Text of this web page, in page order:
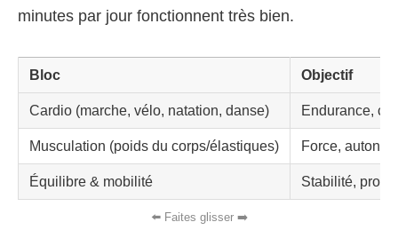
minutes par jour fonctionnent très bien.
Bloc Objectif
Cardio (marche, vélo, natation, danse) Endurance,
Musculation (poids du corps/élastiques) Force,
Équilibre & mobilité Stabilité,